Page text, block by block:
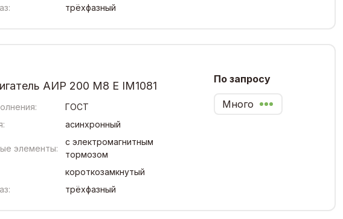
трёхфазный
АИР 200 М8 Е IM1081
ГОСТ
асинхронный
элементы:
с электромагнитным
тормозом
короткозамкнутый
трёхфазный
По запросу
Много